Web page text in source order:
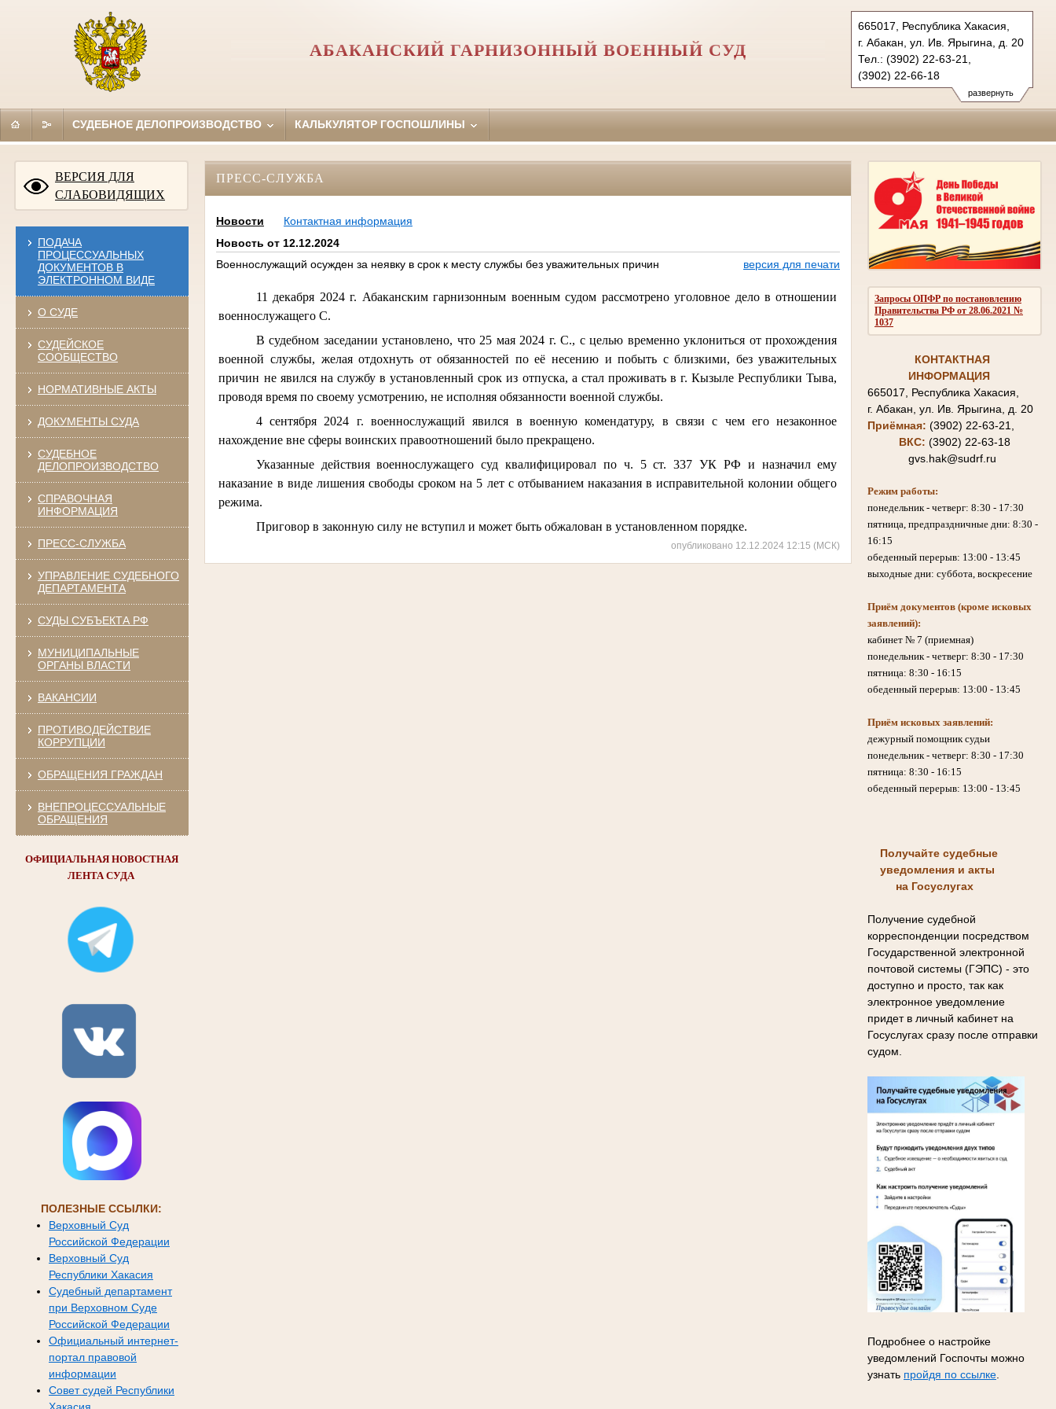
развернуть
665017, Республика Хакасия,
г. Абакан, ул. Ив. Ярыгина, д. 20
Тел.: (3902) 22-63-21,
(3902) 22-66-18
gvs.hak@sudrf.ru
схема проезда
АБАКАНСКИЙ ГАРНИЗОННЫЙ ВОЕННЫЙ СУД
СУДЕБНОЕ ДЕЛОПРОИЗВОДСТВО КАЛЬКУЛЯТОР ГОСПОШЛИНЫ
ВЕРСИЯ ДЛЯ
СЛАБОВИДЯЩИХ
ПОДАЧА
ПРОЦЕССУАЛЬНЫХ
ДОКУМЕНТОВ В
ЭЛЕКТРОННОМ ВИДЕ
О СУДЕ
СУДЕЙСКОЕ
СООБЩЕСТВО
НОРМАТИВНЫЕ АКТЫ
ДОКУМЕНТЫ СУДА
СУДЕБНОЕ
ДЕЛОПРОИЗВОДСТВО
СПРАВОЧНАЯ
ИНФОРМАЦИЯ
ПРЕСС-СЛУЖБА
УПРАВЛЕНИЕ СУДЕБНОГО
ДЕПАРТАМЕНТА
СУДЫ СУБЪЕКТА РФ
МУНИЦИПАЛЬНЫЕ
ОРГАНЫ ВЛАСТИ
ВАКАНСИИ
ПРОТИВОДЕЙСТВИЕ
КОРРУПЦИИ
ОБРАЩЕНИЯ ГРАЖДАН
ВНЕПРОЦЕССУАЛЬНЫЕ
ОБРАЩЕНИЯ
ОФИЦИАЛЬНАЯ НОВОСТНАЯ
ЛЕНТА СУДА
ПОЛЕЗНЫЕ ССЫЛКИ:
Верховный Суд
Российской Федерации
Верховный Суд
Республики Хакасия
Судебный департамент
при Верховном Суде
Российской Федерации
Официальный интернет-
портал правовой
информации
Совет судей Республики
Запросы ОПФР по постановлению
Правительства РФ от 28.06.2021 №
1037
КОНТАКТНАЯ
ИНФОРМАЦИЯ
665017, Республика Хакасия,
г. Абакан, ул. Ив. Ярыгина, д. 20
Приёмная: (3902) 22-63-21,
ВКС: (3902) 22-63-18
gvs.hak@sudrf.ru
Режим работы:
понедельник - четверг: 8:30 - 17:30
пятница, предпраздничные дни: 8:30 -
16:15
обеденный перерыв: 13:00 - 13:45
выходные дни: суббота, воскресение
Приём документов (кроме исковых
заявлений):
кабинет № 7 (приемная)
понедельник - четверг: 8:30 - 17:30
пятница: 8:30 - 16:15
обеденный перерыв: 13:00 - 13:45
Приём исковых заявлений:
дежурный помощник судьи
понедельник - четверг: 8:30 - 17:30
пятница: 8:30 - 16:15
обеденный перерыв: 13:00 - 13:45
Получайте судебные
уведомления и акты
на Госуслугах
Получение судебной
корреспонденции посредством
Государственной электронной
почтовой системы (ГЭПС) - это
доступно и просто, так как
электронное уведомление
придет в личный кабинет на
Госуслугах сразу после отправки
судом.
Подробнее о настройке
уведомлений Госпочты можно
узнать пройдя по ссылке
ПРЕСС-СЛУЖБА
Новости
Контактная информация
Новость от 12.12.2024
Военнослужащий осужден за неявку в срок к месту службы без уважительных причин
версия для печати
11 декабря 2024 г. Абаканским гарнизонным военным судом рассмотрено уголовное дело в отношении
военнослужащего С.
В судебном заседании установлено, что 25 мая 2024 г. С., с целью временно уклониться от прохождения
военной службы, желая отдохнуть от обязанностей по её несению и побыть с близкими, без уважительных
причин не явился на службу в установленный срок из отпуска, а стал проживать в г. Кызыле Республики Тыва,
проводя время по своему усмотрению, не исполняя обязанности военной службы.
4 сентября 2024 г. военнослужащий явился в военную комендатуру, в связи с чем его незаконное
нахождение вне сферы воинских правоотношений было прекращено.
Указанные действия военнослужащего суд квалифицировал по ч. 5 ст. 337 УК РФ и назначил ему
наказание в виде лишения свободы сроком на 5 лет с отбыванием наказания в исправительной колонии общего
режима.
Приговор в законную силу не вступил и может быть обжалован в установленном порядке.
опубликовано 12.12.2024 12:15 (МСК)